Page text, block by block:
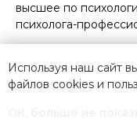
высшее по
психолога-
Психология
бациллы и
Используя наш сайт
файлов cookies и